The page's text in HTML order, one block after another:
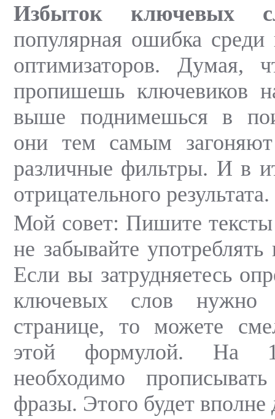
Избыток ключевых
популярная ошибка
оптимизаторов. Думая,
пропишешь ключевиков
выше поднимешься в
они тем самым
различные фильтры. И в
отрицательного результата.
Мой совет: Пишите
не забывайте
Если вы затрудняетесь
ключевых слов нужно
странице, то можете
этой формулой. На
необходимо
фразы. Этого будет вполне